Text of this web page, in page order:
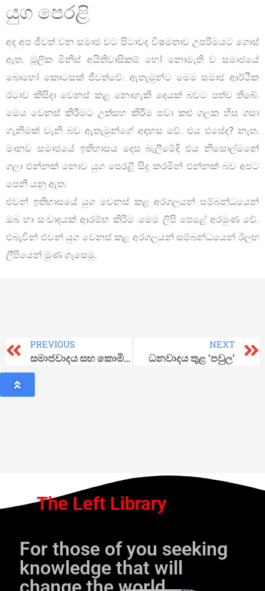
යුග පෙරළි
අද අප ජීවත් වන සමාජ වට පිටාවද විෂමතාව උපරිමයට ගොස්
ඇත. මූලික මිනිස් අයිතිවාසිකම් හෝ නොමැති ව සමාජයේ
බොහෝ කොටසක් ජීවත්වේ. ඇතැමුන්ට මෙම සමාජ ආර්ථික
රටාව කිසිදා වෙනස් කළ නොහැකි දෙයක් බවට පත්ව තිබේ.
මෙය වෙනස් කිරීමට උත්සහ කිරීම පවා කළු ගලක හිස ගසා
ගැනීමක් වැනි බව ඇතැමුන්ගේ අදහස වේ. එය එසේද? නැත.
මානව සමාජයේ ඉතිහාසය දෙස බැලීමේදි එය නිසොල්මනේ
ගලා එන්නක් නොව යුග පෙරළි සිදු කරමින් එන්නක් බව අපට
පෙනී යනු ඇත.
එවන් ඉතිහාසයේ යුග වෙනස් කළ අරගලයන් සම්බන්ධයෙන්
ඔබ හා සංවාදයක් ආරම්භ කිරීම මෙම ලිපි පෙළේ අරමුණ වේ.
එබැවින් එවන් යුග වෙනස් කළ අරගලයන් සම්බන්ධයෙන් ඊලඟ
ලි්පියෙන් මුණ ගැසෙමු.
PREVIOUS
සමාජවාදය සහ කොමියුනිස්ට් ක්‍රමය
NEXT
ධනවාදය තුළ ‘පවුල’
The Left Library
For those of you seeking
knowledge that will